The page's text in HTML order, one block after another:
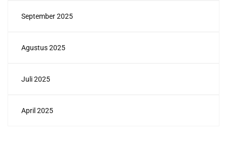
September 2025
Agustus 2025
Juli 2025
April 2025